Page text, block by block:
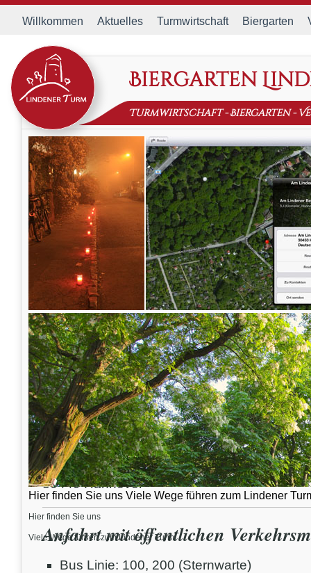
Willkommen Aktuelles Turmwirtschaft Biergarten
Biergarten
Turmwirtschaft-Biergarten-
Hier finden Sie uns Viele Wege führen zum Lindener
Hier finden Sie uns
Viele Wege führen zum Lindener Turm!
Lage und Anfahrt
Hier finden Sie uns...
Biergarten Lindener Turm
Am Lindener Berge 29a
30449 Hannover
Anfahrt mit öffentlichen
Bus Linie: 100, 200 (Sternwarte)